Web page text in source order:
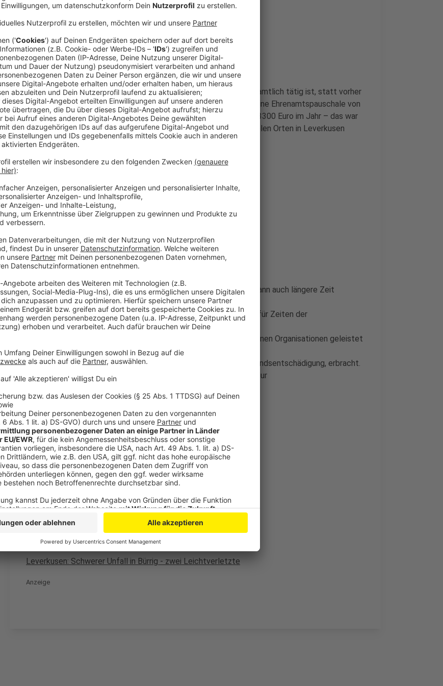
Zeit und Pauschal
Anzeige
Ab sofort reicht es aus, wenn man pro Woche vier Stunden ehrenamtlich tätig ist, statt vorher
fünf Stunden in der Woche. Außerdem dürfen Ehrenamtler jetzt eine Ehrenamtspauschale von
960 Euro bekommen oder eine Übungsleiterpauschale von bis zu 3300 Euro im Jahr – das war
vorher nicht erlaubt. Mit der Ehrenamtskarte bekommt man an vielen Orten in Leverkusen
Rabatte, beispielsweise im Hallen- und Freibad Wiembachtal.
Anzeige
Antrag & Voraussetzungen
Anzeige
Wo ihr die Karte bei der Stadt beantragen könnt,erfahrt ihr hier
Die Bedingungen für so eine Karte sind folgende:
ehrenamtliches Engagement über mindestens 25 Jahre. Es kann auch längere Zeit
zurückliegen.
Unterbrechungen in der Engagement-Biografie, zum Beispiel für Zeiten der
Kindererziehung oder Pflege, werden akzeptiert.
Die ehrenamtliche Arbeit kann bei einer oder auch verschiedenen Organisationen geleistet
worden sein.
Das Engagement wurde ausschließlich für Dritte ohne Aufwandsentschädigung, erbracht.
Die ausschließliche Erstattung der Kosten zählt dabei nicht zur
Es gibt keinen Mindeststunden-Umfang.
Die Karte ist zeitlich unbegrenzt gültig.
Anzeige
Weitere Meldungen aus unserer Stadt
Anzeige
Feuerwehr Leverkusen löscht Brand in Dachgeschoss in Opladen
Große Bahnbaustelle in Leverkusen startet
Leverkusen: Schwerer Unfall in Bürrig - zwei Leichtverletzte
Anzeige